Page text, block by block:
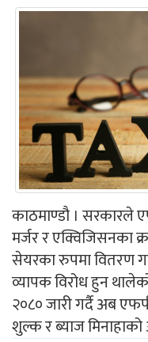
काठमाण्डौ । सरकारले
मर्जर र एक्विजिसनका
सेयरका रुपमा वितरण
व्यापक विरोध हुन
२०८० जारी गर्दै अब
शुल्क र ब्याज